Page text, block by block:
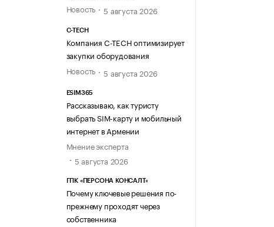
Новость
5 августа 2026
C-TECH
Компания C-TECH оптимизирует
закупки оборудования
Новость
5 августа 2026
ESIM365
Рассказываю, как туристу
выбрать SIM-карту и мобильный
интернет в Армении
Мнение эксперта
5 августа 2026
ГПК «ПЕРСОНА КОНСАЛТ»
Почему ключевые решения по-
прежнему проходят через
собственника